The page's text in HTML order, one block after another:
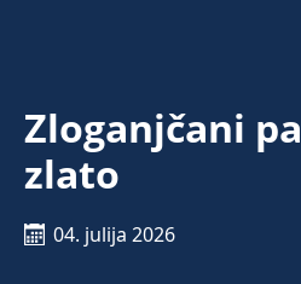
Zloganjčani
zlato
04. julija 2026